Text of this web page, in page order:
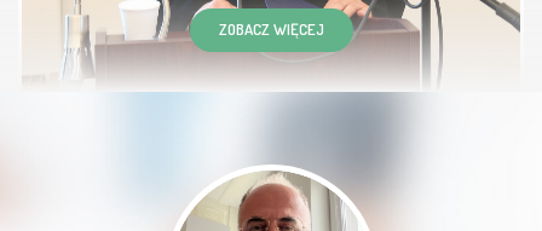
sympatyczny,
spokojny,empatyczny.Dokładnie
leczenia.Zawsze
uśmiechnięty.Pacjent czuje się przy
ZOBACZ WIĘCEJ